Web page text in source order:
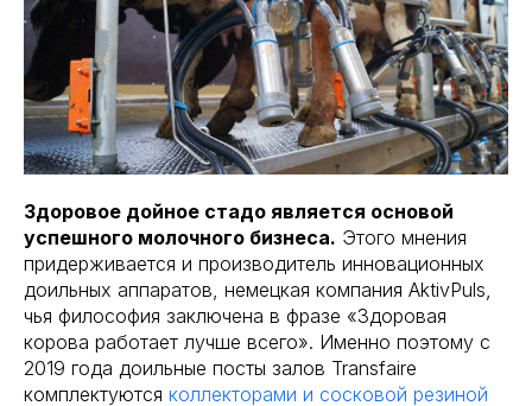
Здоровое дойное стадо является основой
успешного молочного бизнеса. Этого мнения
придерживается и производитель инновационных
доильных аппаратов, немецкая компания AktivPuls,
чья философия заключена в фразе «Здоровая
корова работает лучше всего». Именно поэтому с
2019 года доильные посты залов Transfaire
комплектуются коллекторами и сосковой резиной